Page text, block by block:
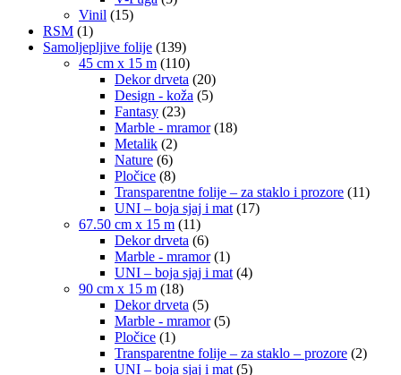
Vinil (15)
RSM (1)
Samoljepljive folije (139)
45 cm x 15 m (110)
Dekor drveta (20)
Design - koža (5)
Fantasy (23)
Marble - mramor (18)
Metalik (2)
Nature (6)
Pločice (8)
Transparentne folije – za staklo i prozore (11)
UNI – boja sjaj i mat (17)
67.50 cm x 15 m (11)
Dekor drveta (6)
Marble - mramor (1)
UNI – boja sjaj i mat (4)
90 cm x 15 m (18)
Dekor drveta (5)
Marble - mramor (5)
Pločice (1)
Transparentne folije – za staklo – prozore (2)
UNI – boja sjaj i mat (5)